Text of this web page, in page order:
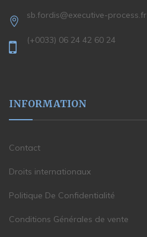
sb.fordis@executive-process.fr
(+0033) 06 24 42 60 24
INFORMATION
Contact
Droits internationaux
Politique De Confidentialité
Conditions Générales de vente